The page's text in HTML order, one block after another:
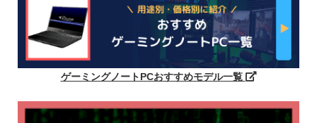
ゲーミングノートPCおすすめモデル一覧